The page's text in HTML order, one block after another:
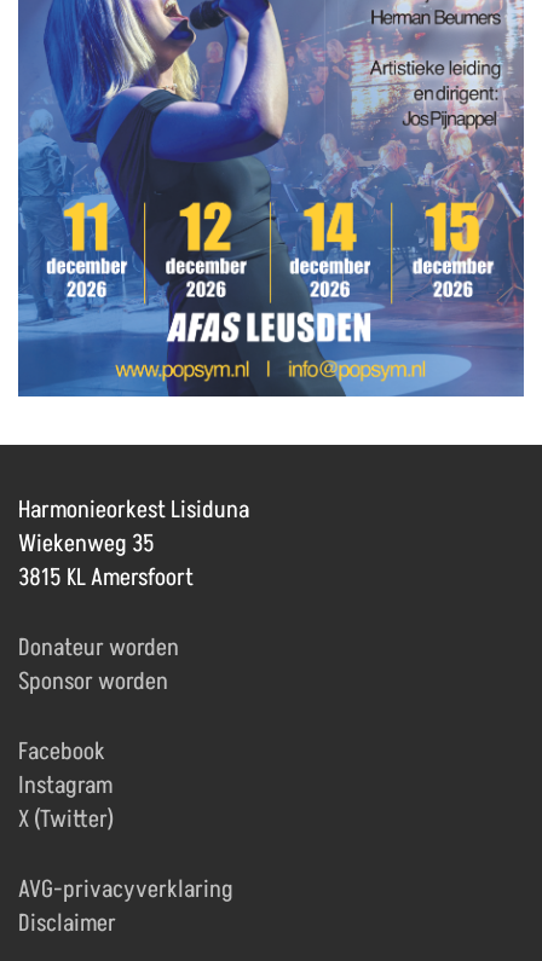
Harmonieorkest Lisiduna
Wiekenweg 35
3815 KL Amersfoort
Donateur worden
Sponsor worden
Facebook
Instagram
X (Twitter)
AVG-privacyverklaring
Disclaimer